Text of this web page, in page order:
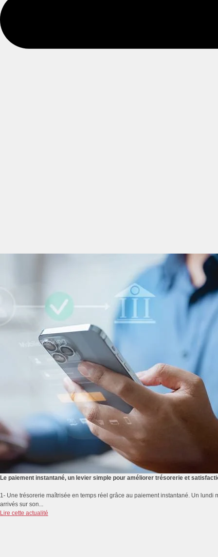
Le paiement instantané, un levier simple pour améliorer trésorerie et
1- Une trésorerie maîtrisée en temps réel grâce au paiement instantané. Un
arrivés sur son...
Lire cette actualité